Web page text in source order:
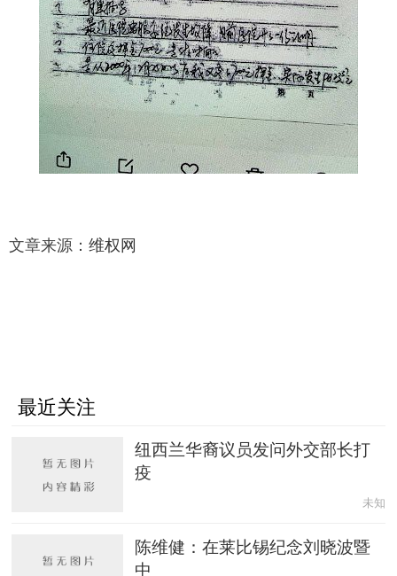
文章来源： 维权网
最近关注
纽西兰华裔议员发问外交部长打
疫
未知
陈维健：在莱比锡纪念刘晓波暨
中